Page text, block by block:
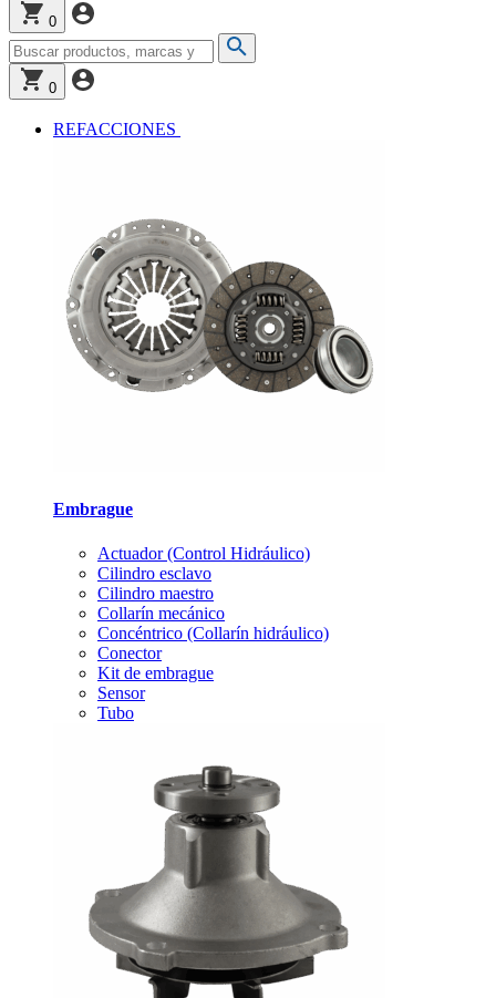
0
0
REFACCIONES
Embrague
Actuador (Control Hidráulico)
Cilindro esclavo
Cilindro maestro
Collarín mecánico
Concéntrico (Collarín hidráulico)
Conector
Kit de embrague
Sensor
Tubo